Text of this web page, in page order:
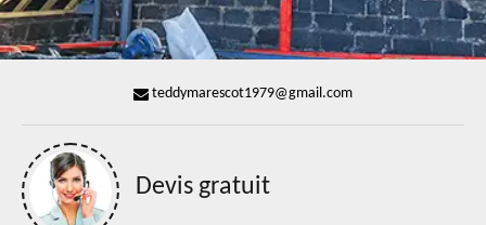
teddymarescot1979@gmail.com
Devis gratuit